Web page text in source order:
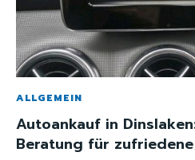
ALLGEMEIN
Autoankauf in
Beratung für